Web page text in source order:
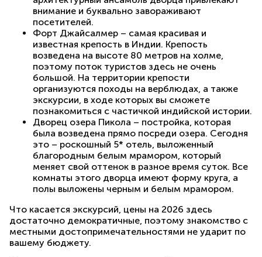
внимание и буквально завораживают
посетителей.
Форт Джайсалмер – самая красивая и
известная крепость в Индии. Крепость
возведена на высоте 80 метров на холме,
поэтому поток туристов здесь не очень
большой. На территории крепости
организуются походы на верблюдах, а также
экскурсии, в ходе которых вы сможете
познакомиться с частичкой индийской истории.
Дворец озера Пикола – постройка, которая
была возведена прямо посреди озера. Сегодня
это – роскошный 5* отель, выложенный
благородным белым мрамором, который
меняет свой оттенок в разное время суток. Все
комнаты этого дворца имеют форму круга, а
полы выложены черным и белым мрамором.
Что касается экскурсий, цены на 2026 здесь
достаточно демократичные, поэтому знакомство с
местными достопримечательностями не ударит по
вашему бюджету.